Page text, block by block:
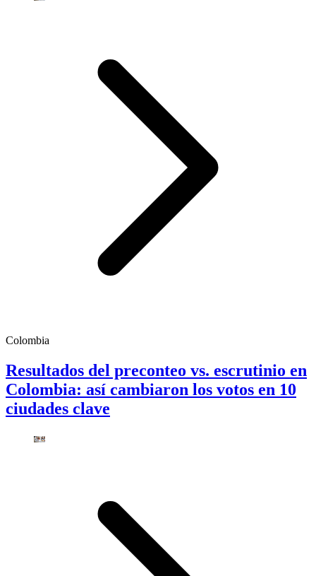
Colombia
Resultados del preconteo vs. escrutinio en
Colombia: así cambiaron los votos en 10
ciudades clave